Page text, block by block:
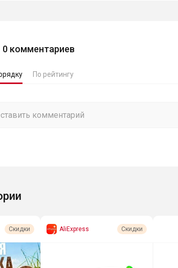
0 комментариев
По рейтингу
Скидки AliExpress Скидки